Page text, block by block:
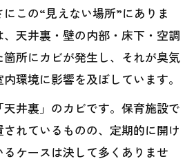
この“見えない場所”にありま
天井裏・壁の内部・床下・空調
所にカビが発生し、それが臭気
環境に影響を及ぼしています。
井裏」のカビです。保育施設で
れているものの、定期的に開け
ケースは決して多くありませ